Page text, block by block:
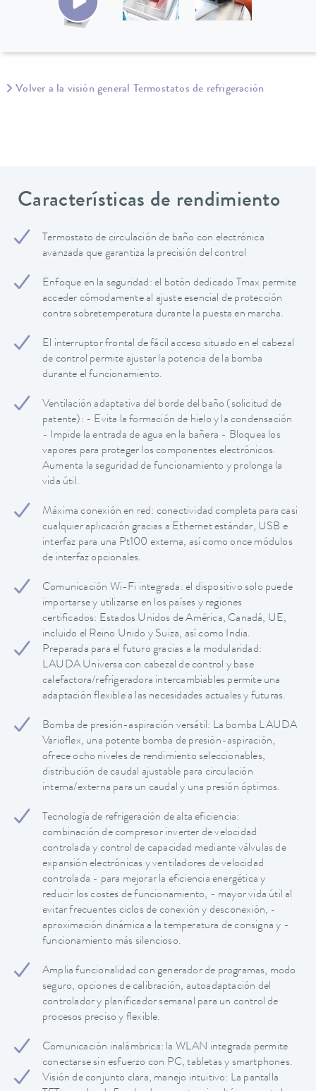
Volver a la visión general Termostatos de refrigeración
Características de rendimiento
Termostato de circulación de baño con electrónica
avanzada que garantiza la precisión del control
Enfoque en la seguridad: el botón dedicado Tmax permite
acceder cómodamente al ajuste esencial de protección
contra sobretemperatura durante la puesta en marcha.
El interruptor frontal de fácil acceso situado en el cabezal
de control permite ajustar la potencia de la bomba
durante el funcionamiento.
Ventilación adaptativa del borde del baño (solicitud de
patente): - Evita la formación de hielo y la condensación
- Impide la entrada de agua en la bañera - Bloquea los
vapores para proteger los componentes electrónicos.
Aumenta la seguridad de funcionamiento y prolonga la
vida útil.
Máxima conexión en red: conectividad completa para casi
cualquier aplicación gracias a Ethernet estándar, USB e
interfaz para una Pt100 externa, así como once módulos
de interfaz opcionales.
Comunicación Wi-Fi integrada: el dispositivo solo puede
importarse y utilizarse en los países y regiones
certificados: Estados Unidos de América, Canadá, UE,
incluido el Reino Unido y Suiza, así como India.
Preparada para el futuro gracias a la modularidad:
LAUDA Universa con cabezal de control y base
calefactora/refrigeradora intercambiables permite una
adaptación flexible a las necesidades actuales y futuras.
Bomba de presión-aspiración versátil: La bomba LAUDA
Varioflex, una potente bomba de presión-aspiración,
ofrece ocho niveles de rendimiento seleccionables,
distribución de caudal ajustable para circulación
interna/externa para un caudal y una presión óptimos.
Tecnología de refrigeración de alta eficiencia:
combinación de compresor inverter de velocidad
controlada y control de capacidad mediante válvulas de
expansión electrónicas y ventiladores de velocidad
controlada - para mejorar la eficiencia energética y
reducir los costes de funcionamiento, - mayor vida útil al
evitar frecuentes ciclos de conexión y desconexión, -
aproximación dinámica a la temperatura de consigna y -
funcionamiento más silencioso.
Amplia funcionalidad con generador de programas, modo
seguro, opciones de calibración, autoadaptación del
controlador y planificador semanal para un control de
procesos preciso y flexible.
Comunicación inalámbrica: la WLAN integrada permite
conectarse sin esfuerzo con PC, tabletas y smartphones.
Visión de conjunto clara, manejo intuitivo: La pantalla